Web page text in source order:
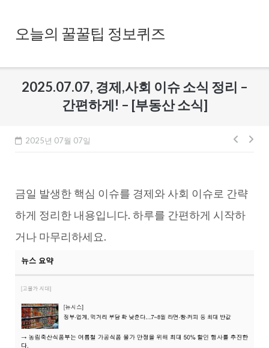
content오늘의 꿀꿀팁 정보퀴즈
2025.07.07, 경제,사회 이슈 소식 정리 –
간편하게! – [부동산 소식]
2025년 07월 07일
글
게
이
금일 발생한 핵심 이슈를 경제와 사회 이슈로 간략
하게 정리한 내용입니다. 하루를 간편하게 시작하
거나 마무리하세요.